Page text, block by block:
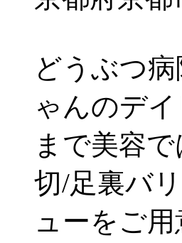
どうぶつ
ゃんのデ
まで美容
切/足裏バ
ューをご